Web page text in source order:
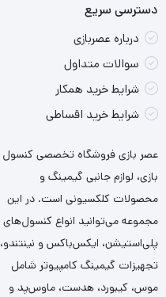
دسترسی سریع
درباره عصربازی
سوالات متداول
شرایط خرید همکار
شرایط خرید اقساطی
عصر بازی فروشگاه تخصصی کنسول
بازی، لوازم جانبی گیمینگ و
محصولات کلکسیونی است. در این
مجموعه می‌توانید انواع کنسول‌های
پلی‌استیشن، ایکس‌باکس و نینتندو،
تجهیزات گیمینگ کامپیوتر شامل
موس، کیبورد، هدست، ماوس‌پد و